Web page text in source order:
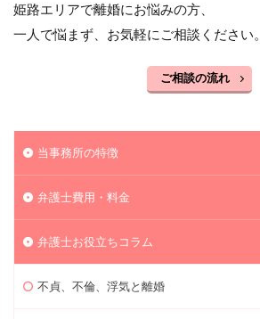
姫路エリアで離婚にお悩みの方、
一人で悩まず、お気軽にご相談ください。
ご相談の流れ
当事務所の特徴
弁護士費用・料金
弁護士お役立ちコラム
不貞、不倫、浮気と離婚